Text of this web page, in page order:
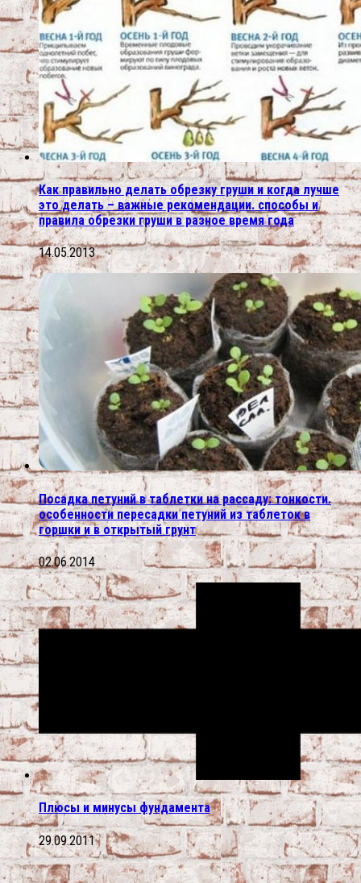
Как правильно делать обрезку груши и когда лучше
это делать – важные рекомендации. способы и
правила обрезки груши в разное время года
14.05.2013
Посадка петуний в таблетки на рассаду: тонкости.
особенности пересадки петуний из таблеток в
горшки и в открытый грунт
02.06.2014
Плюсы и минусы фундамента
29.09.2011